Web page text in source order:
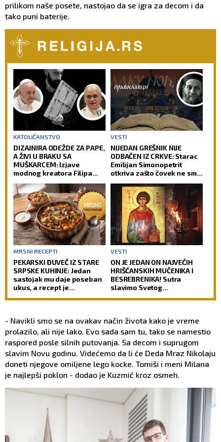
prilikom naše posete, nastojao da se igra za decom i da
tako puni baterije.
KATOLIČANSTVO
DIZAJNIRA ODEŽDE ZA PAPE,
A ŽIVI U BRAKU SA
MUŠKARCEM: Izjave
modnog kreatora Filipa
neprijatno pitanje za
Katoličku crkvu
VESTI
NIJEDAN GREŠNIK NIJE
ODBAČEN IZ CRKVE: Starac
Emilijan Simonopetrit
otkriva zašto čovek ne sme
MRSNI RECEPTI
PEKARSKI ĐUVEČ IZ STARE
SRPSKE KUHINJE: Jedan
sastojak mu daje poseban
ukus, a recept je
VESTI
ON JE JEDAN ON NAJVEĆIH
HRIŠĆANSKIH MUČENIKA I
BESREBRENIKA! Sutra
slavimo Svetog
- Navikli smo se na ovakav način života kako je vreme
prolazilo, ali nije lako. Evo sada sam tu, tako se namestio
raspored posle silnih putovanja. Sa decom i suprugom
slavim Novu godinu. Videćemo da li će Deda Mraz Nikolaju
doneti njegove omiljene lego kocke. Tomiši i meni Milana
je najlepši poklon - dodao je Kuzmić kroz osmeh.